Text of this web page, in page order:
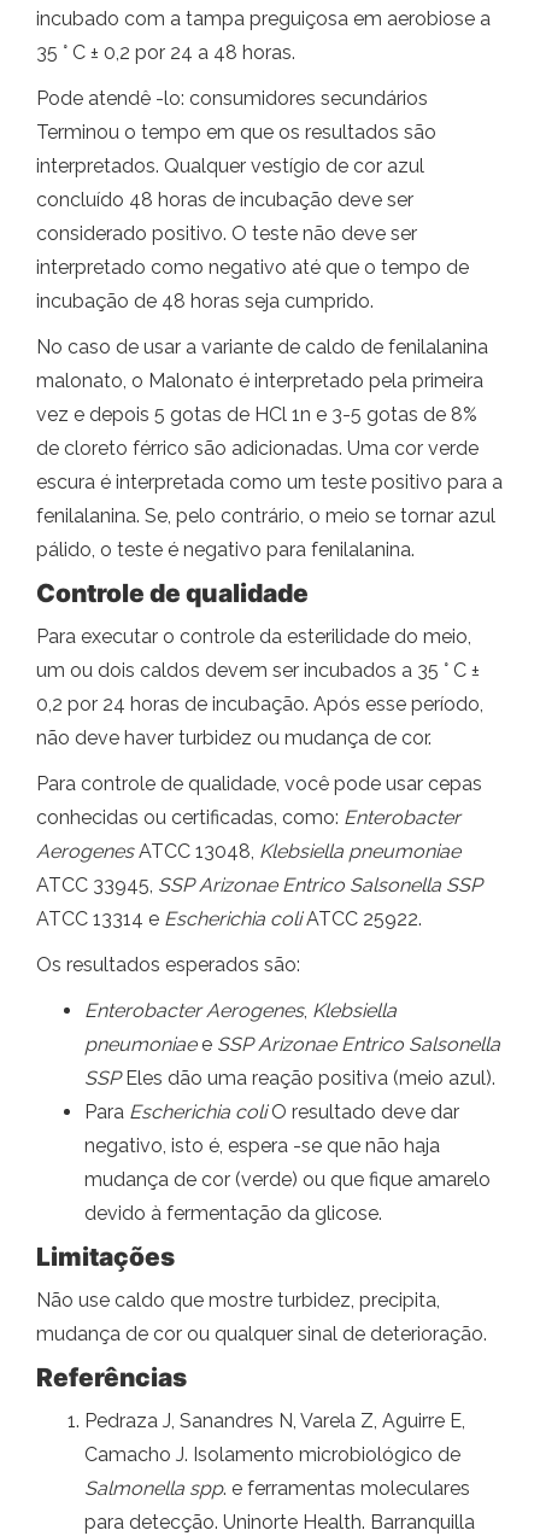
incubado com a tampa preguiçosa em aerobiose a
35 ° C ± 0,2 por 24 a 48 horas.
Pode atendê -lo: consumidores secundários
Terminou o tempo em que os resultados são
interpretados. Qualquer vestígio de cor azul
concluído 48 horas de incubação deve ser
considerado positivo. O teste não deve ser
interpretado como negativo até que o tempo de
incubação de 48 horas seja cumprido.
No caso de usar a variante de caldo de fenilalanina
malonato, o Malonato é interpretado pela primeira
vez e depois 5 gotas de HCl 1n e 3-5 gotas de 8%
de cloreto férrico são adicionadas. Uma cor verde
escura é interpretada como um teste positivo para a
fenilalanina. Se, pelo contrário, o meio se tornar azul
pálido, o teste é negativo para fenilalanina.
Controle de qualidade
Para executar o controle da esterilidade do meio,
um ou dois caldos devem ser incubados a 35 ° C ±
0,2 por 24 horas de incubação. Após esse período,
não deve haver turbidez ou mudança de cor.
Para controle de qualidade, você pode usar cepas
conhecidas ou certificadas, como: Enterobacter
AerogenesATCC 13048, Klebsiella pneumoniae
ATCC 33945, SSP Arizonae Entrico Salsonella SSP
ATCC 13314 e Escherichia coliATCC 25922.
Os resultados esperados são:
Enterobacter Aerogenes, Klebsiella
pneumoniaee SSP Arizonae Entrico Salsonella
SSPEles dão uma reação positiva (meio azul).
Para Escherichia coliO resultado deve dar
negativo, isto é, espera -se que não haja
mudança de cor (verde) ou que fique amarelo
devido à fermentação da glicose.
Limitações
Não use caldo que mostre turbidez, precipita,
mudança de cor ou qualquer sinal de deterioração.
Referências
Pedraza J, Sanandres N, Varela Z, Aguirre E,
Camacho J. Isolamento microbiológico de
Salmonella spp. e ferramentas moleculares
para detecção. Uninorte Health. Barranquilla